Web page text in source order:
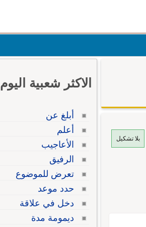
بلا تشكيل
الاكثر شعبية اليوم
أبلغ عن
أعلم
الأعاجيب
الرفيق
تعرض للموضوع
حدد موعد
دخل في علاقة
ديمومة مدة